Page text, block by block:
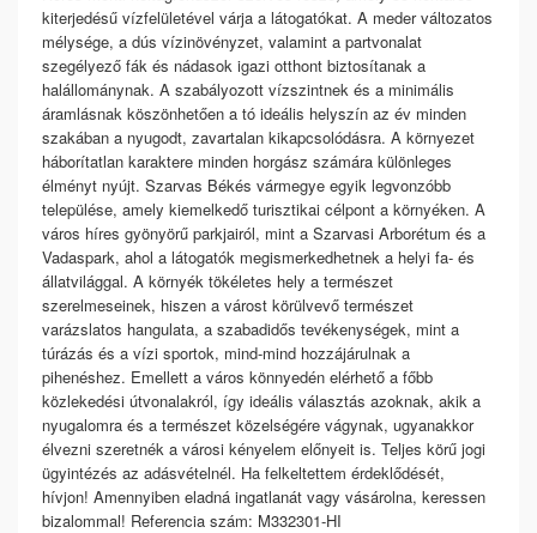
kiterjedésű vízfelületével várja a látogatókat. A meder változatos
mélysége, a dús vízinövényzet, valamint a partvonalat
szegélyező fák és nádasok igazi otthont biztosítanak a
halállománynak. A szabályozott vízszintnek és a minimális
áramlásnak köszönhetően a tó ideális helyszín az év minden
szakában a nyugodt, zavartalan kikapcsolódásra. A környezet
háborítatlan karaktere minden horgász számára különleges
élményt nyújt. Szarvas Békés vármegye egyik legvonzóbb
települése, amely kiemelkedő turisztikai célpont a környéken. A
város híres gyönyörű parkjairól, mint a Szarvasi Arborétum és a
Vadaspark, ahol a látogatók megismerkedhetnek a helyi fa- és
állatvilággal. A környék tökéletes hely a természet
szerelmeseinek, hiszen a várost körülvevő természet
varázslatos hangulata, a szabadidős tevékenységek, mint a
túrázás és a vízi sportok, mind-mind hozzájárulnak a
pihenéshez. Emellett a város könnyedén elérhető a főbb
közlekedési útvonalakról, így ideális választás azoknak, akik a
nyugalomra és a természet közelségére vágynak, ugyanakkor
élvezni szeretnék a városi kényelem előnyeit is. Teljes körű jogi
ügyintézés az adásvételnél. Ha felkeltettem érdeklődését,
hívjon! Amennyiben eladná ingatlanát vagy vásárolna, keressen
bizalommal! Referencia szám: M332301-HI